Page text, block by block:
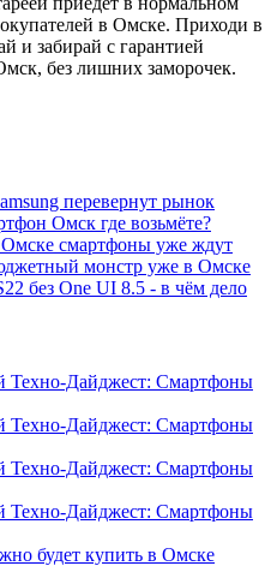
в Омске. Приходи в
и забирай с гарантией
без лишних заморочек.
перевернут рынок
Омск где возьмёте?
смартфоны уже ждут
монстр уже в Омске
без One UI 8.5 - в чём дело
Техно-Дайджест: Смартфоны
Техно-Дайджест: Смартфоны
Техно-Дайджест: Смартфоны
Техно-Дайджест: Смартфоны
будет купить в Омске